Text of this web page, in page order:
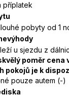
příplatek
pobyty od 1
u sjezdu z
poměr cena
pokojů je k
pouze autem (-)